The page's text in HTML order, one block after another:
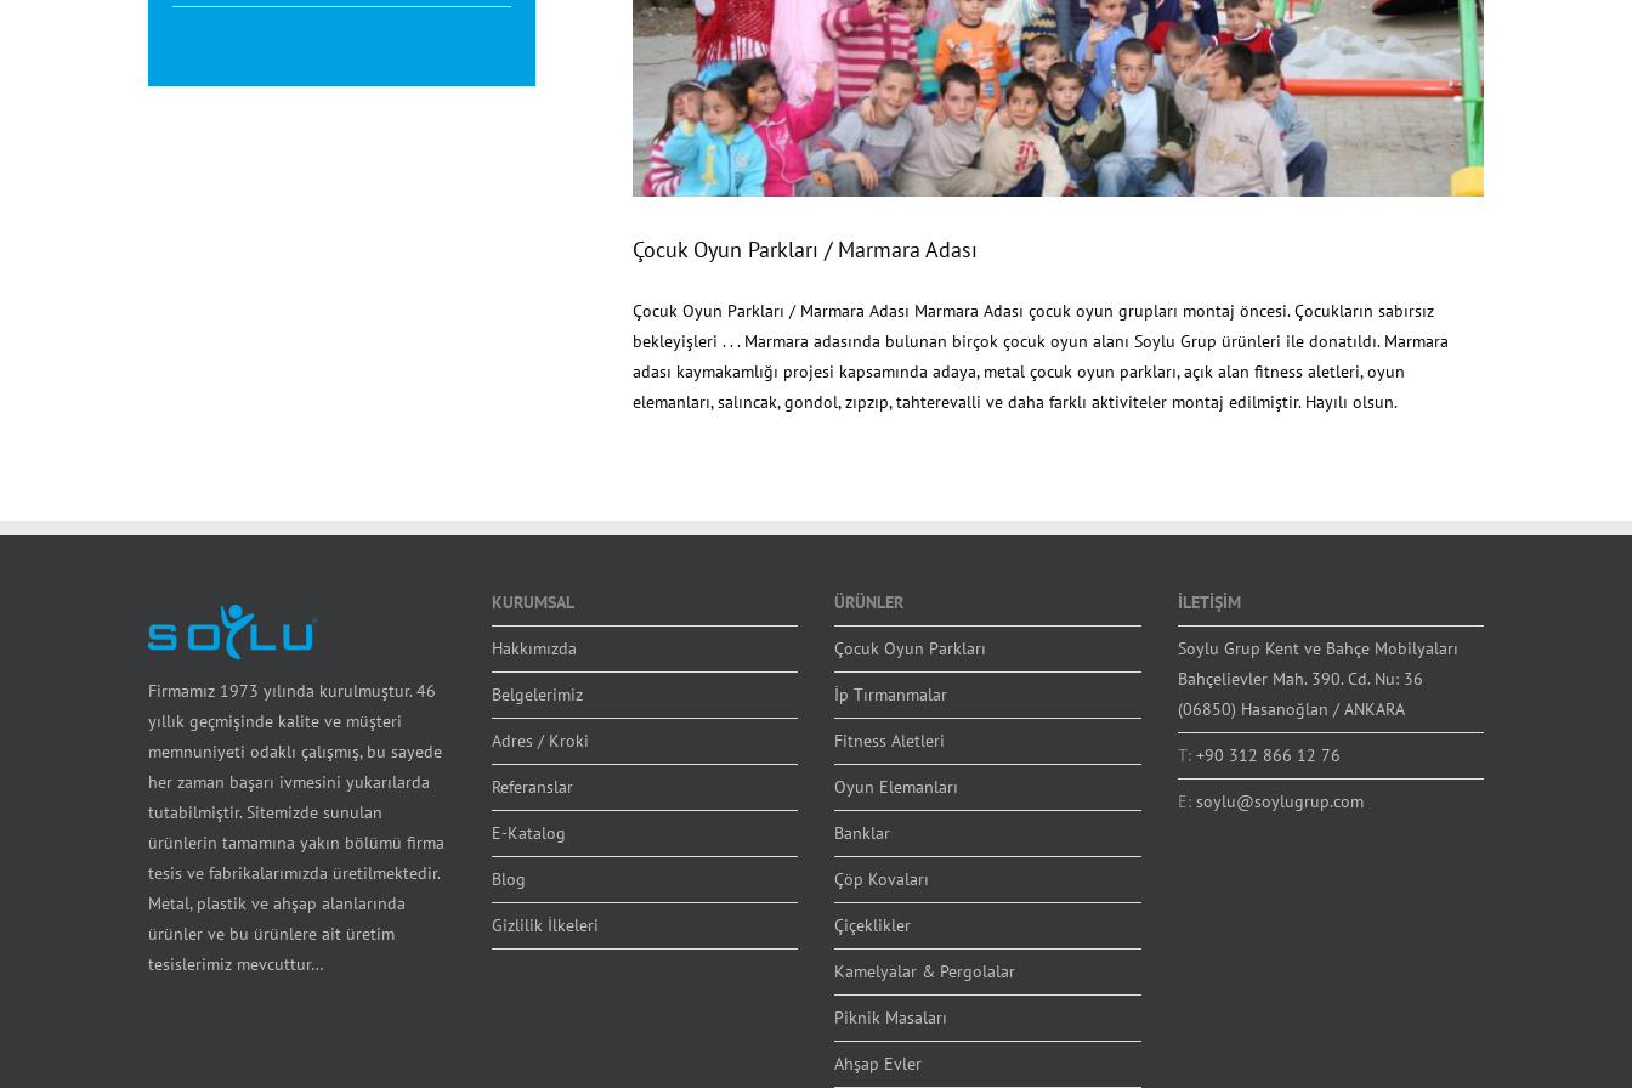
Çocuk Oyun Parkları / Marmara Adası
Çocuk Oyun Parkları / Marmara Adası
Çocuk Oyun Parkları / Marmara Adası Marmara Adası çocuk oyun grupları montaj öncesi. Çocukların sabırsız
bekleyişleri . . . Marmara adasında bulunan birçok çocuk oyun alanı Soylu Grup ürünleri ile donatıldı. Marmara
adası kaymakamlığı projesi kapsamında adaya, metal çocuk oyun parkları, açık alan fitness aletleri, oyun
elemanları, salıncak, gondol, zıpzıp, tahterevalli ve daha farklı aktiviteler montaj edilmiştir. Hayılı olsun.
Firmamız 1973 yılında kurulmuştur. 46
yıllık geçmişinde kalite ve müşteri
memnuniyeti odaklı çalışmış, bu sayede
her zaman başarı ivmesini yukarılarda
tutabilmiştir. Sitemizde sunulan
ürünlerin tamamına yakın bölümü firma
tesis ve fabrikalarımızda üretilmektedir.
Metal, plastik ve ahşap alanlarında
ürünler ve bu ürünlere ait üretim
tesislerimiz mevcuttur…
KURUMSAL
Hakkımızda
Belgelerimiz
Adres / Kroki
Referanslar
E-Katalog
Blog
Gizlilik İlkeleri
ÜRÜNLER
Çocuk Oyun Parkları
İp Tırmanmalar
Fitness Aletleri
Oyun Elemanları
Banklar
Çöp Kovaları
Çiçeklikler
Kamelyalar & Pergolalar
Piknik Masaları
Ahşap Evler
İLETİŞİM
Soylu Grup Kent ve Bahçe Mobilyaları
Bahçelievler Mah. 390. Cd. Nu: 36
(06850) Hasanoğlan / ANKARA
T: +90 312 866 12 76
E: soylu@soylugrup.com